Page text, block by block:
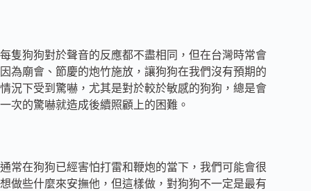
每隻狗狗對於聲音的反應都不盡相同，但在台灣時常會
因為廟會、節慶的炮竹施放，讓狗狗在我們沒有預期的
情況下受到驚嚇，尤其是對於較於敏感的狗狗，總是會
一次的驚嚇就造成後續照顧上的困難。
通常在狗狗已經害怕打雷和鞭炮的當下，我們可能會很
想做些什麼來安撫他，但這樣做，對狗狗不一定是最有